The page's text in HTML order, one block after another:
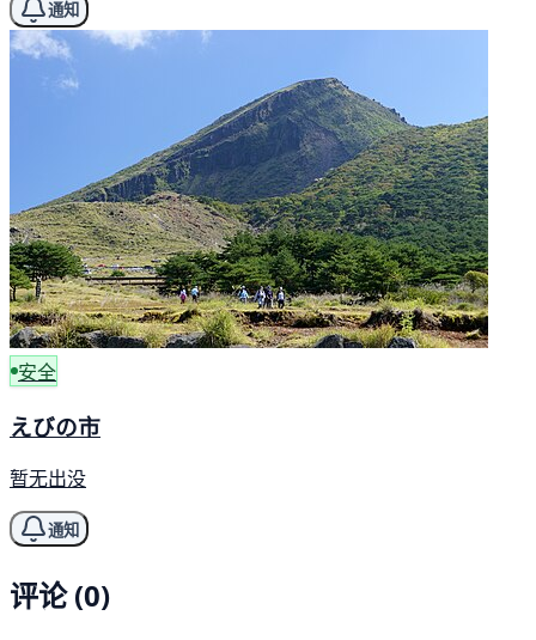
通知
安全
えびの市
暂无出没
通知
评论 (0)